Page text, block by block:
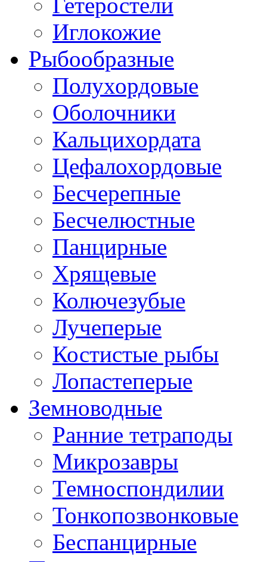
Иглокожие
Рыбообразные
Полухордовые
Оболочники
Кальцихордата
Цефалохордовые
Бесчерепные
Бесчелюстные
Панцирные
Хрящевые
Колючезубые
Лучеперые
Костистые рыбы
Лопастеперые
Земноводные
Ранние тетраподы
Микрозавры
Темноспондилии
Тонкопозвонковые
Беспанцирные